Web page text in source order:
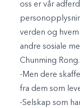
oss er vår
verden og
andre sosiale
Chunming Rong.
-Men dere
fra dem som
-Selskap som